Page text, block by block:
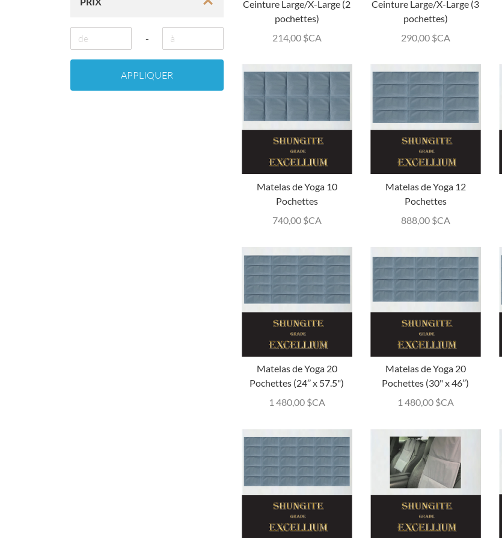
-
APPLIQUER
Ceinture Large/X-Large (2
pochettes)
214,00 $CA
Ceinture Large/X-Large (3
pochettes)
290,00 $CA
Matelas de Yoga 10
Pochettes
740,00 $CA
Matelas de Yoga 12
Pochettes
888,00 $CA
Matelas de Yoga 20
Pochettes (24’’ x 57.5")
1 480,00 $CA
Matelas de Yoga 20
Pochettes (30" x 46’’)
1 480,00 $CA